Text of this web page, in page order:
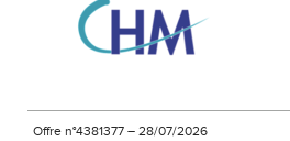
Offre n°4381377 – 28/07/2026